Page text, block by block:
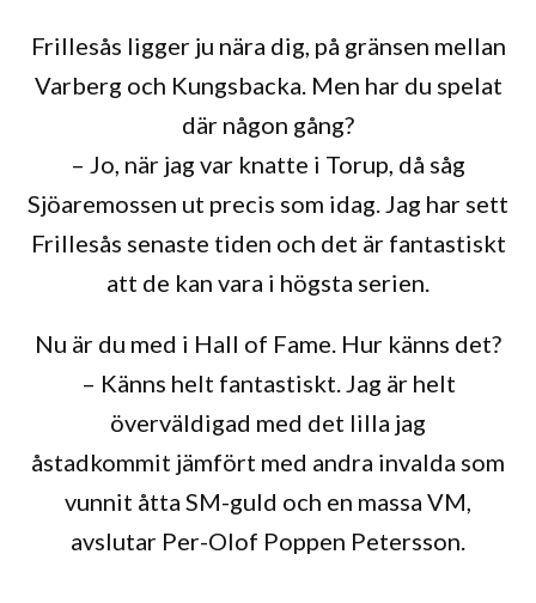
Frillesås ligger ju nära dig, på gränsen mellan
Varberg och Kungsbacka. Men har du spelat
där någon gång?
– Jo, när jag var knatte i Torup, då såg
Sjöaremossen ut precis som idag. Jag har sett
Frillesås senaste tiden och det är fantastiskt
att de kan vara i högsta serien.
Nu är du med i Hall of Fame. Hur känns det?
– Känns helt fantastiskt. Jag är helt
överväldigad med det lilla jag
åstadkommit jämfört med andra invalda som
vunnit åtta SM-guld och en massa VM,
avslutar Per-Olof Poppen Petersson.